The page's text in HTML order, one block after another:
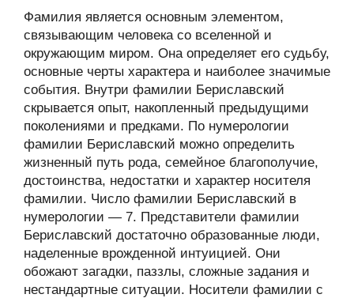
Фамилия является основным элементом,
связывающим человека со вселенной и
окружающим миром. Она определяет его судьбу,
основные черты характера и наиболее значимые
события. Внутри фамилии Бериславский
скрывается опыт, накопленный предыдущими
поколениями и предками. По нумерологии
фамилии Бериславский можно определить
жизненный путь рода, семейное благополучие,
достоинства, недостатки и характер носителя
фамилии. Число фамилии Бериславский в
нумерологии — 7. Представители фамилии
Бериславский достаточно образованные люди,
наделенные врожденной интуицией. Они
обожают загадки, паззлы, сложные задания и
нестандартные ситуации. Носители фамилии с